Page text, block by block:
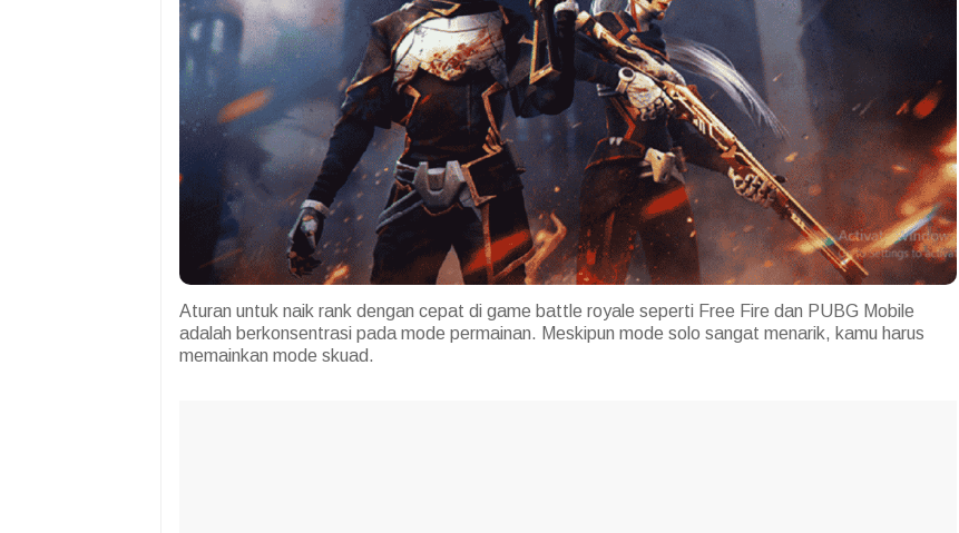
Aturan untuk naik rank dengan cepat di game battle royale seperti Free Fire dan PUBG Mobile
adalah berkonsentrasi pada mode permainan. Meskipun mode solo sangat menarik, kamu harus
memainkan mode skuad.